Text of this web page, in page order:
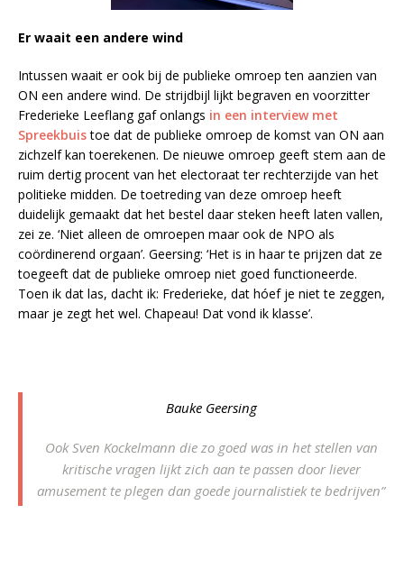
Er waait een andere wind
Intussen waait er ook bij de publieke omroep ten aanzien van
ON een andere wind. De strijdbijl lijkt begraven en voorzitter
Frederieke Leeflang gaf onlangs in een interview met
Spreekbuistoe dat de publieke omroep de komst van ON aan
zichzelf kan toerekenen. De nieuwe omroep geeft stem aan de
ruim dertig procent van het electoraat ter rechterzijde van het
politieke midden. De toetreding van deze omroep heeft
duidelijk gemaakt dat het bestel daar steken heeft laten vallen,
zei ze. ‘Niet alleen de omroepen maar ook de NPO als
coördinerend orgaan’. Geersing: ‘Het is in haar te prijzen dat ze
toegeeft dat de publieke omroep niet goed functioneerde.
Toen ik dat las, dacht ik: Frederieke, dat hóef je niet te zeggen,
maar je zegt het wel. Chapeau! Dat vond ik klasse’.
Bauke Geersing
Ook Sven Kockelmann die zo goed was in het stellen van
kritische vragen lijkt zich aan te passen door liever
amusement te plegen dan goede journalistiek te bedrijven”